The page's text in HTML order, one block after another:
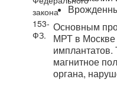
Основным
МРТ в Москве
имплантатов.
магнитное
органа,
закона
153-
ФЗ.